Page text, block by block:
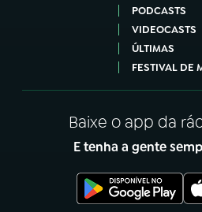
PODCASTS
VIDEOCASTS
ÚLTIMAS
FESTIVAL DE
Baixe o app da
E tenha a gente